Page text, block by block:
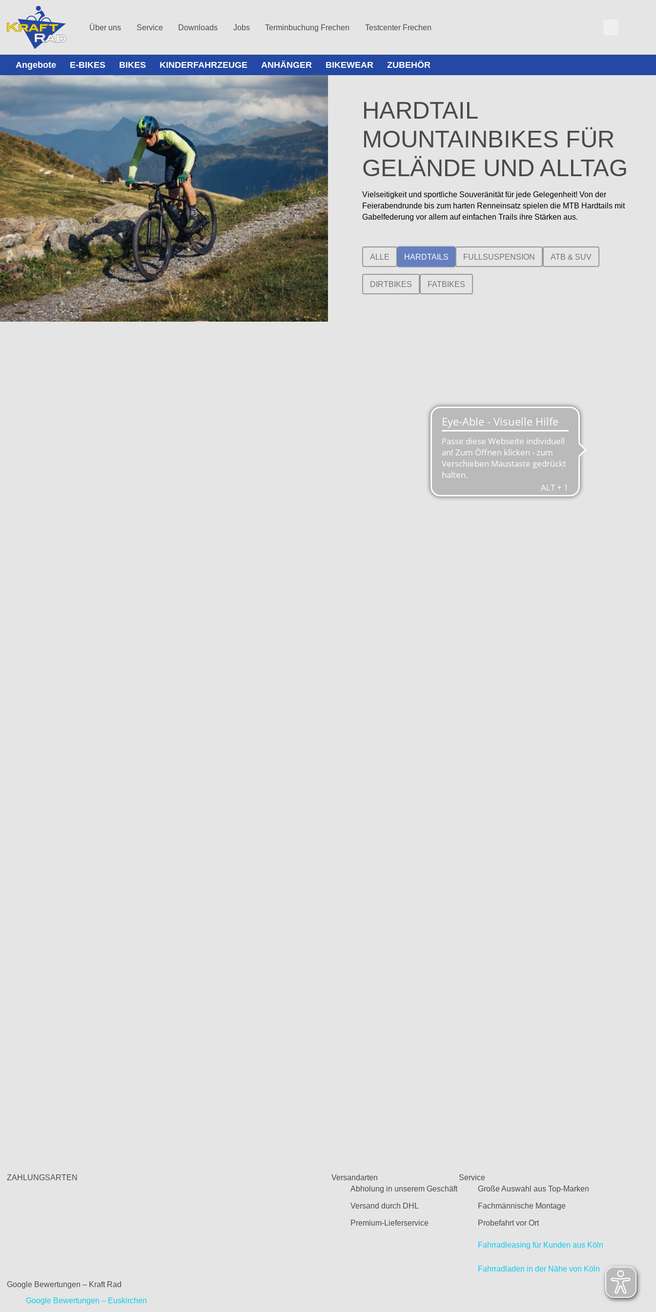
Über uns Service Downloads Jobs Terminbuchung Frechen Testcenter Frechen
Angebote E-BIKES BIKES KINDERFAHRZEUGE ANHÄNGER BIKEWEAR ZUBEHÖR
HARDTAIL
MOUNTAINBIKES FÜR
GELÄNDE UND ALLTAG
Vielseitigkeit und sportliche Souveränität für jede Gelegenheit! Von der
Feierabendrunde bis zum harten Renneinsatz spielen die MTB Hardtails mit
Gabelfederung vor allem auf einfachen Trails ihre Stärken aus.
ALLE HARDTAILS FULLSUSPENSION ATB & SUV
DIRTBIKES FATBIKES
ZAHLUNGSARTEN
Versandarten
Abholung in unserem Geschäft
Versand durch DHL
Premium-Lieferservice
Service
Große Auswahl aus Top-Marken
Fachmännische Montage
Probefahrt vor Ort
Fahrradleasing für Kunden aus Köln
Fahrradladen in der Nähe von Köln
Google Bewertungen – Kraft Rad
Google Bewertungen – Euskirchen